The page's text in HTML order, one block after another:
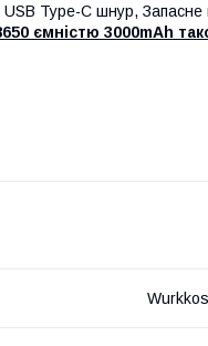
USB Type-C шнур,
ємністю 3000mAh
Wurkkos